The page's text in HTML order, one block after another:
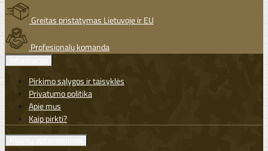
Greitas pristatymas Lietuvoje ir EU
Profesionalų komanda
Pirkimo sąlygos ir taisyklės
Privatumo politika
Apie mus
Kaip pirkti?